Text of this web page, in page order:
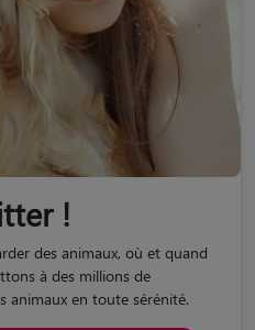
!
des animaux, où et quand
à des millions de
animaux en toute sérénité.